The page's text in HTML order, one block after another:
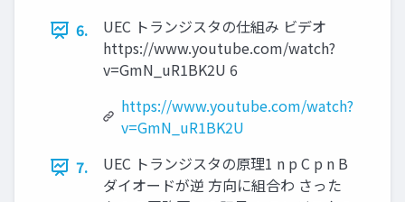
6.
UEC トランジスタの仕組み ビデオ
https://www.youtube.com/watch?
v=GmN_uR1BK2U 6
https://www.youtube.com/watch?
v=GmN_uR1BK2U
7.
UEC トランジスタの原理1 n p C p n B
ダイオードが逆 方向に組合わ さった